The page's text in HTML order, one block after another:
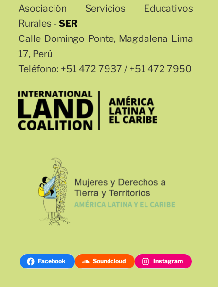
Asociación Servicios Educativos
Rurales -SER
Calle Domingo Ponte, Magdalena Lima
17, Perú
Teléfono: +51 472 7937 / +51 472 7950
Facebook Soundcloud Instagram